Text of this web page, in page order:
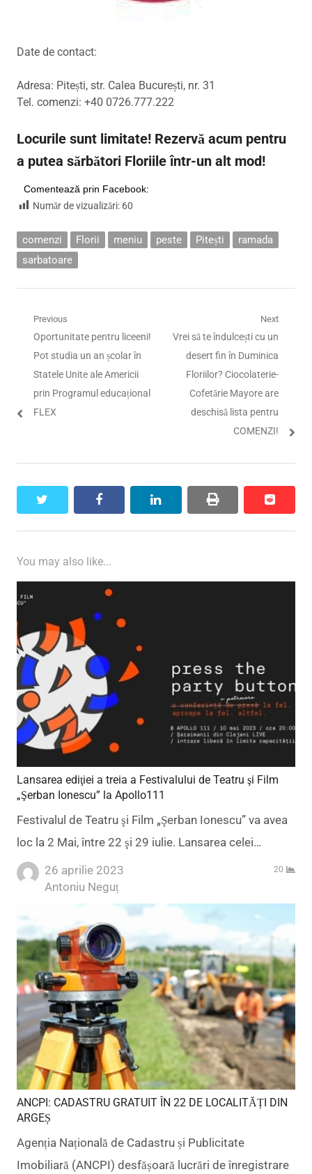
Date de contact:
Adresa: Pitești, str. Calea București, nr. 31
Tel. comenzi: +40 0726.777.222
Locurile sunt limitate! Rezervă acum pentru
a putea sărbători Floriile într-un alt mod!
Comentează prin Facebook:
Număr de vizualizări: 60
comenzi Florii meniu peste Pitești
ramada
sarbatoare
Navigare
articole
Previous
Previous
post:
Oportunitate pentru liceeni!
Pot studia un an școlar în
Statele Unite ale Americii
prin Programul educațional
FLEX
Next
Next
post:
Vrei să te îndulcești cu un
desert fin în Duminica
Floriilor? Ciocolaterie-
Cofetărie Mayore are
deschisă lista pentru
COMENZI!
facebook linkedin print reddit
reddit
You may also like...
Lansarea ediţiei a treia a Festivalului de Teatru şi Film
„Şerban Ionescu” la Apollo111
Festivalul de Teatru şi Film „Şerban Ionescu” va avea
loc la 2 Mai, între 22 şi 29 iulie. Lansarea celei…
26 aprilie 2023
Author
Antoniu Neguț
20
ANCPI: CADASTRU GRATUIT ÎN 22 DE LOCALITĂȚI DIN
ARGEȘ
Agenția Națională de Cadastru și Publicitate
Imobiliară (ANCPI) desfășoară lucrări de înregistrare